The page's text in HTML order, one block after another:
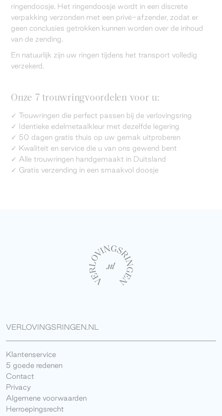
ringendoosje. Het ringendoosje wordt in een discrete
verpakking verzonden met een privé-afzender, zodat er
geen conclusies getrokken kunnen worden over de inhoud
van de zending.
En natuurlijk zijn uw ringen tijdens het transport volledig
verzekerd.
Onze 7 trouwringvoordelen voor u:
✓ Trouwringen die perfect passen bij de verlovingsring
✓ Identieke edelmetaalkleur met dezelfde legering
✓ 50 dagen gratis thuis op uw gemak uitproberen
✓ Kwaliteit en service die u van ons gewend bent
✓ Alle trouwringen handgemaakt in Duitsland
✓ Gratis verzending in een smaakvol doosje
VERLOVINGSRINGEN.NL
Klantenservice
5 goede redenen
Contact
Privacy
Algemene voorwaarden
Herroepingsrecht